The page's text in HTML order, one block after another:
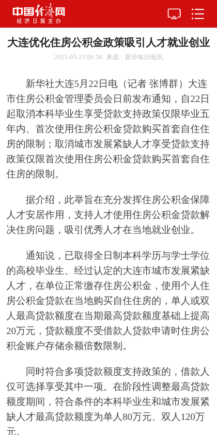
大连优化住房公积金政策吸引人才就业创业
2025-05-23 08:58 来源：新华每日电讯
新华社大连5月22日电（记者 张博群）大连
市住房公积金管理委员会日前发布通知，自22日
起取消本科毕业生享受贷款支持政策仅限毕业五
年内、首次使用住房公积金贷款购买首套自住住
房的限制；取消城市发展紧缺人才享受贷款支持
政策仅限首次使用住房公积金贷款购买首套自住
住房的限制。
据介绍，此举旨在充分发挥住房公积金保障
人才安居作用，支持人才使用住房公积金贷款解
决住房问题，吸引优秀人才在当地就业创业。
通知说，已取得全日制本科学历与学士学位
的高校毕业生、经过认定的大连市城市发展紧缺
人才，在单位正常缴存住房公积金，使用个人住
房公积金贷款在当地购买自住住房的，单人或双
人最高贷款额度在当期最高贷款额度基础上提高
20万元，贷款额度不受借款人贷款申请时住房公
积金账户存储余额倍数限制。
同时符合多项贷款额度支持政策的，借款人
仅可选择享受其中一项。在阶段性调整最高贷款
额度期间，符合条件的本科毕业生和城市发展紧
缺人才最高贷款额度为单人80万元、双人120万
元。